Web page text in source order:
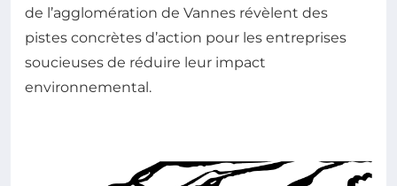
de l’agglomération de Vannes révèlent des
pistes concrètes d’action pour les entreprises
soucieuses de réduire leur impact
environnemental.